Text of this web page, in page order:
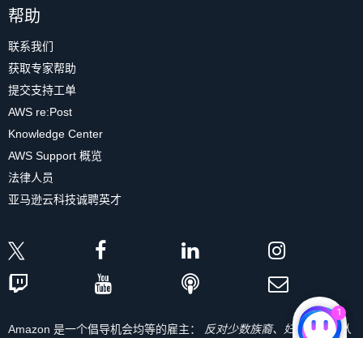
帮助
联系我们
获取专家帮助
提交支持工单
AWS re:Post
Knowledge Center
AWS Support 概览
法律人员
亚马逊云科技诚聘英才
Amazon 是一个倡导机会均等的雇主： 反对少数族裔、妇女、残疾人
1